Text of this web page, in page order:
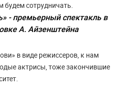
будем сотрудничать.
- премьерный спектакль в
А. Айзенштейна
в виде режиссеров, к нам
актрисы, тоже закончившие